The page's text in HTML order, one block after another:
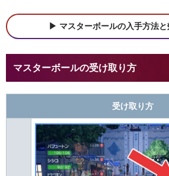
マスターボールの入手方法
マスターボールの受け取り方
受け取り方